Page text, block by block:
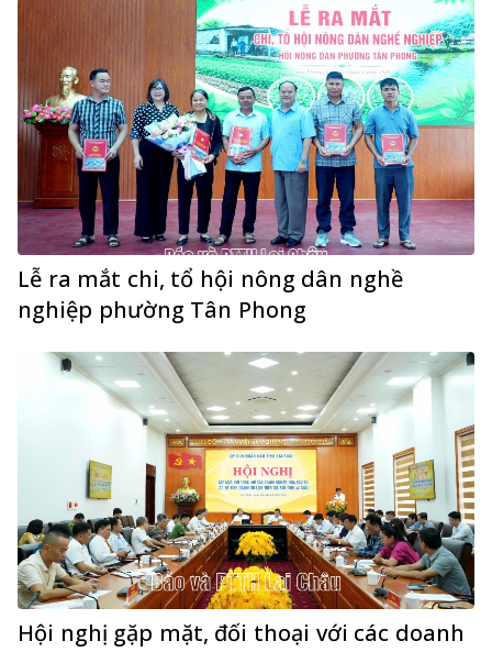
Lễ ra mắt chi, tổ hội nông dân nghề
nghiệp phường Tân Phong
Hội nghị gặp mặt, đối thoại với các doanh